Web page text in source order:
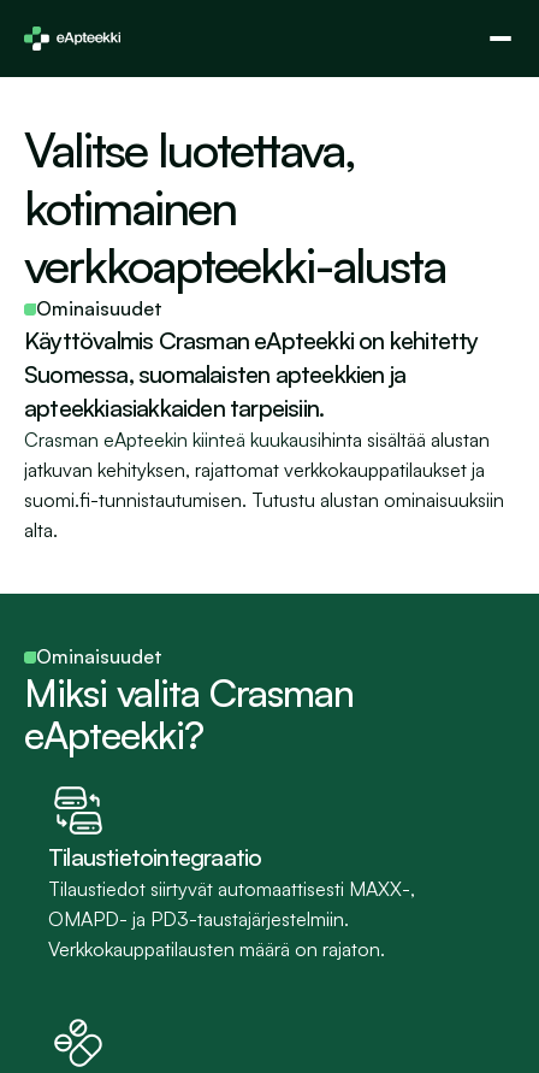
Valitse luotettava,
kotimainen
verkkoapteekki-alusta
Ominaisuudet
Käyttövalmis Crasman eApteekki on kehitetty
Suomessa, suomalaisten apteekkien ja
apteekkiasiakkaiden tarpeisiin.
Crasman eApteekin kiinteä kuukausihinta sisältää alustan
jatkuvan kehityksen, rajattomat verkkokauppatilaukset ja
suomi.fi-tunnistautumisen. Tutustu alustan ominaisuuksiin
alta.
Ominaisuudet
Miksi valita Crasman
eApteekki?
Tilaustietointegraatio
Tilaustiedot siirtyvät automaattisesti MAXX-,
OMAPD- ja PD3-taustajärjestelmiin.
Verkkokauppatilausten määrä on rajaton.